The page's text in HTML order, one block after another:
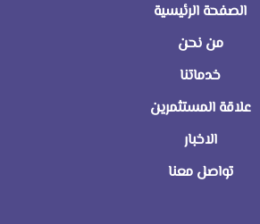
الصفحة الرئيسية
من نحن
خدماتنا
علاقة المستثمرين
الاخبار
تواصل معنا